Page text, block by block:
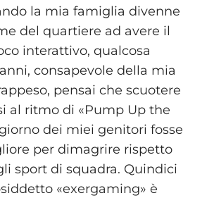
la mia famiglia divenne
del quartiere ad avere il
interattivo, qualcosa
consapevole della mia
pensai che scuotere
al ritmo di «Pump Up the
dei miei genitori fosse
per dimagrire rispetto
sport di squadra. Quindici
«exergaming» è